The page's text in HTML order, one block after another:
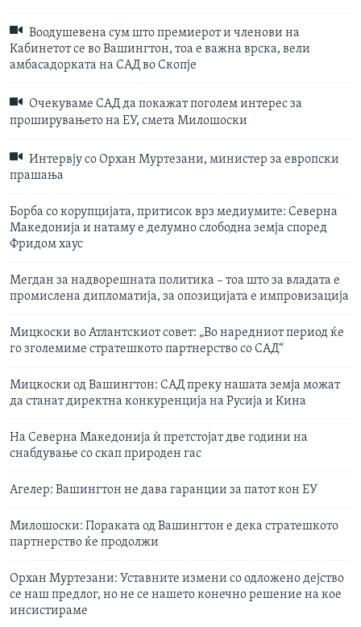
Воодушевена сум што премиерот и членови на
Кабинетот се во Вашингтон, тоа е важна врска, вели
амбасадорката на САД во Скопје
Очекуваме САД да покажат поголем интерес за
проширувањето на ЕУ, смета Милошоски
Интервју со Орхан Муртезани, министер за европски
прашања
Борба со корупцијата, притисок врз медиумите: Северна
Македонија и натаму е делумно слободна земја според
Фридом хаус
Мегдан за надворешната политика – тоа што за владата е
промислена дипломатија, за опозицијата е импровизација
Мицкоски во Атлантскиот совет: „Во наредниот период ќе
го зголемиме стратешкото партнерство со САД“
Мицкоски од Вашингтон: САД преку нашата земја можат
да станат директна конкуренција на Русија и Кина
На Северна Македонија ѝ претстојат две години на
снабдување со скап природен гас
Агелер: Вашингтон не дава гаранции за патот кон ЕУ
Милошоски: Пораката од Вашингтон е дека стратешкото
партнерство ќе продолжи
Орхан Муртезани: Уставните измени со одложено дејство
се наш предлог, но не се нашето конечно решение на кое
инсистираме